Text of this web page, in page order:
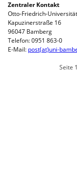
Zentraler Kontakt
Otto-Friedrich-
Kapuzinerstraße 16
96047 Bamberg
Telefon: 0951 863-0
E-Mail: post(at)uni-
Seite